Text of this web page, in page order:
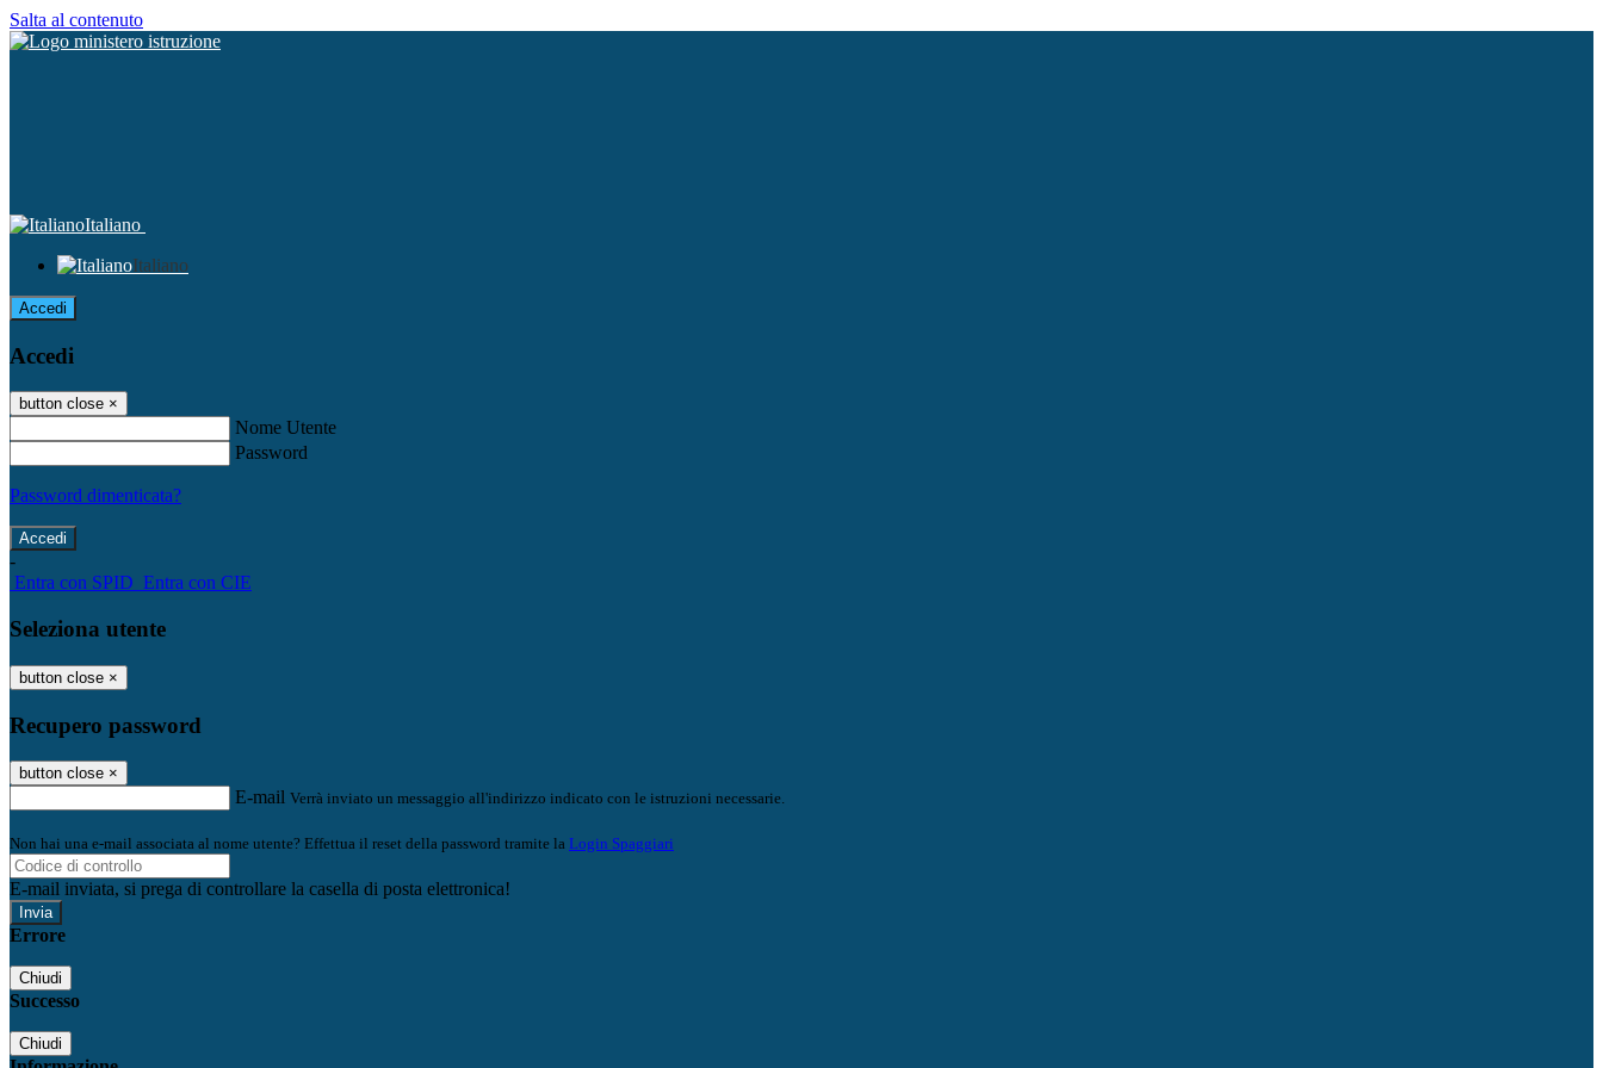
Salta al contenuto
Italiano
Italiano
Accedi
Accedi
button close ×
Nome Utente
Password
Password dimenticata?
-
Entra con SPID Entra con CIE
Seleziona utente
button close ×
Recupero password
button close ×
E-mail Verrà inviato un messaggio all'indirizzo indicato con le istruzioni necessarie.
Non hai una e-mail associata al nome utente? Effettua il reset della password tramite la Login Spaggiari
E-mail inviata, si prega di controllare la casella di posta elettronica!
Errore
Chiudi
Successo
Chiudi